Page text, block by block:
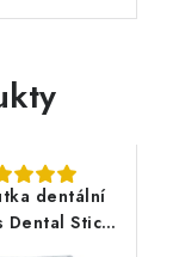
dentální
Sticks